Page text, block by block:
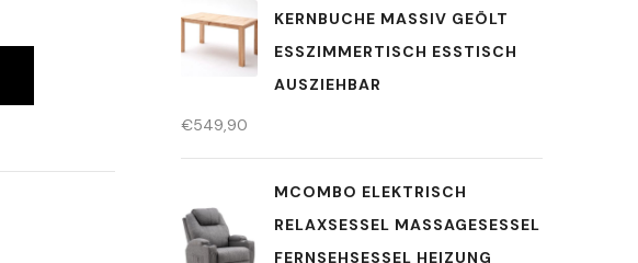
KERNBUCHE MASSIV GEÖLT
ESSZIMMERTISCH ESSTISCH
AUSZIEHBAR
€549,90
MCOMBO ELEKTRISCH
RELAXSESSEL MASSAGESESSEL
FERNSEHSESSEL HEIZUNG